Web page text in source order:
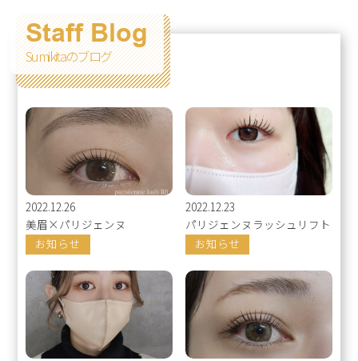
Staff Blog
Sumikitaのブログ
2022.12.26
美眉×パリジェンヌ
お知らせ
2022.12.23
パリジェンヌラッシュリフト
お知らせ